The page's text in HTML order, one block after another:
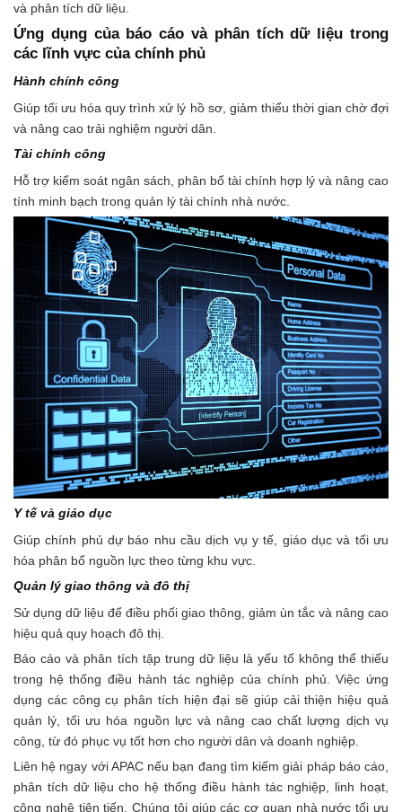
và phân tích dữ liệu.
Ứng dụng của báo cáo và phân tích dữ liệu trong
các lĩnh vực của chính phủ
Hành chính công
Giúp tối ưu hóa quy trình xử lý hồ sơ, giảm thiểu thời gian chờ đợi
và nâng cao trải nghiệm người dân.
Tài chính công
Hỗ trợ kiểm soát ngân sách, phân bổ tài chính hợp lý và nâng cao
tính minh bạch trong quản lý tài chính nhà nước.
Y tế và giáo dục
Giúp chính phủ dự báo nhu cầu dịch vụ y tế, giáo dục và tối ưu
hóa phân bổ nguồn lực theo từng khu vực.
Quản lý giao thông và đô thị
Sử dụng dữ liệu để điều phối giao thông, giảm ùn tắc và nâng cao
hiệu quả quy hoạch đô thị.
Báo cáo và phân tích tập trung dữ liệu là yếu tố không thể thiếu
trong hệ thống điều hành tác nghiệp của chính phủ. Việc ứng
dụng các công cụ phân tích hiện đại sẽ giúp cải thiện hiệu quả
quản lý, tối ưu hóa nguồn lực và nâng cao chất lượng dịch vụ
công, từ đó phục vụ tốt hơn cho người dân và doanh nghiệp.
Liên hệ ngay với APAC nếu bạn đang tìm kiếm giải pháp báo cáo,
phân tích dữ liệu cho hệ thống điều hành tác nghiệp, linh hoạt,
công nghệ tiên tiến. Chúng tôi giúp các cơ quan nhà nước tối ưu